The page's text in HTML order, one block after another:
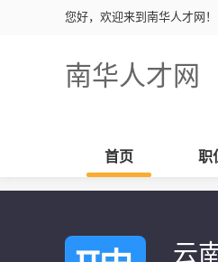
您好，欢迎来到南华人才网！
南华人才网
首页 职
云